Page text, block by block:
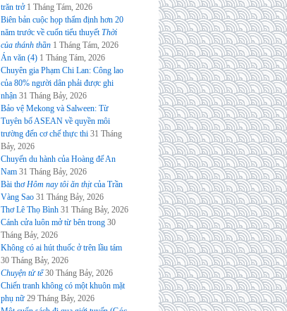
trăn trở 1 Tháng Tám, 2026
Biên bản cuộc họp thẩm định hơn 20
năm trước về cuốn tiểu thuyếtThời
của thánh thần 1 Tháng Tám, 2026
Án văn (4) 1 Tháng Tám, 2026
Chuyên gia Phạm Chi Lan: Công lao
của 80% người dân phải được ghi
nhận 31 Tháng Bảy, 2026
Bảo vệ Mekong và Salween: Từ
Tuyên bố ASEAN về quyền môi
trường đến cơ chế thực thi 31 Tháng
Bảy, 2026
Chuyến du hành của Hoàng đế An
Nam 31 Tháng Bảy, 2026
Bài thơHôm nay tôi ăn thịtcủa Trần
Vàng Sao 31 Tháng Bảy, 2026
Thơ Lê Thọ Bình 31 Tháng Bảy, 2026
Cánh cửa luôn mở từ bên trong 30
Tháng Bảy, 2026
Không có ai hút thuốc ở trên lầu tám
30 Tháng Bảy, 2026
Chuyện tử tế 30 Tháng Bảy, 2026
Chiến tranh không có một khuôn mặt
phụ nữ 29 Tháng Bảy, 2026